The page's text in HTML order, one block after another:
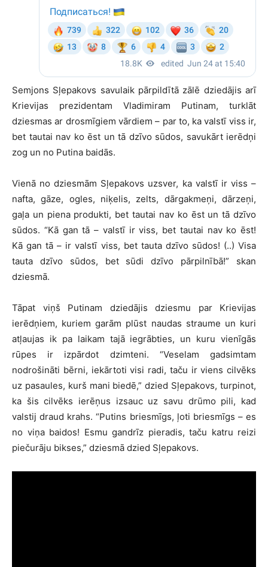
Semjons Sļepakovs savulaik pārpildītā zālē dziedājis arī
Krievijas prezidentam Vladimiram Putinam, turklāt
dziesmas ar drosmīgiem vārdiem – par to, ka valstī viss ir,
bet tautai nav ko ēst un tā dzīvo sūdos, savukārt ierēdņi
zog un no Putina baidās.
Vienā no dziesmām Sļepakovs uzsver, ka valstī ir viss –
nafta, gāze, ogles, niķelis, zelts, dārgakmeņi, dārzeņi,
gaļa un piena produkti, bet tautai nav ko ēst un tā dzīvo
sūdos. “Kā gan tā – valstī ir viss, bet tautai nav ko ēst!
Kā gan tā – ir valstī viss, bet tauta dzīvo sūdos! (..) Visa
tauta dzīvo sūdos, bet sūdi dzīvo pārpilnībā!” skan
dziesmā.
Tāpat viņš Putinam dziedājis dziesmu par Krievijas
ierēdņiem, kuriem garām plūst naudas straume un kuri
atļaujas ik pa laikam tajā iegrābties, un kuru vienīgās
rūpes ir izpārdot dzimteni. “Veselam gadsimtam
nodrošināti bērni, iekārtoti visi radi, taču ir viens cilvēks
uz pasaules, kurš mani biedē,” dzied Sļepakovs, turpinot,
ka šis cilvēks ierēņus izsauc uz savu drūmo pili, kad
valstij draud krahs. “Putins briesmīgs, ļoti briesmīgs – es
no viņa baidos! Esmu gandrīz pieradis, taču katru reizi
piečurāju bikses,” dziesmā dzied Sļepakovs.